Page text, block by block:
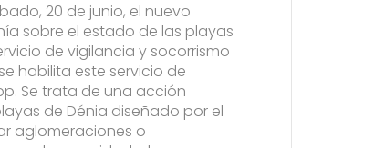
20 de junio, el nuevo
sobre el estado de las playas
de vigilancia y socorrismo
habilita este servicio de
Se trata de una acción
de Dénia diseñado por el
aglomeraciones o